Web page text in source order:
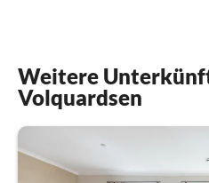
Weitere
Volquardsen